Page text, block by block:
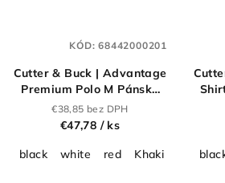
Cutter & Buck | Advantage
Premium Polo M Pánske
piqué polo "Advantage
Premium"_68.4420
€38,85 bez DPH
€47,78 / ks
black
white red Khaki Dark
KÓD:68442000201